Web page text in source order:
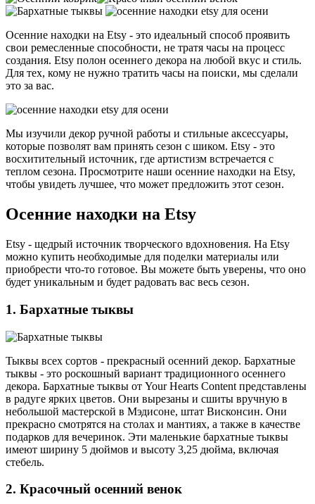
Осенние находки на Etsy - это идеальный способ проявить
свои ремесленные способности, не тратя часы на процесс
создания. Etsy полон осеннего декора на любой вкус и стиль.
Для тех, кому не нужно тратить часы на поиски, мы сделали
это за вас.
Мы изучили декор ручной работы и стильные аксессуары,
которые позволят вам принять сезон с шиком. Etsy - это
восхитительный источник, где артистизм встречается с
теплом сезона. Просмотрите наши осенние находки на Etsy,
чтобы увидеть лучшее, что может предложить этот сезон.
Осенние находки на Etsy
Etsy - щедрый источник творческого вдохновения. На Etsy
можно купить необходимые для поделки материалы или
приобрести что-то готовое. Вы можете быть уверены, что оно
будет уникальным и будет радовать вас весь сезон.
1. Бархатные тыквы
Тыквы всех сортов - прекрасный осенний декор. Бархатные
тыквы - это роскошный вариант традиционного осеннего
декора. Бархатные тыквы от Your Hearts Content представлены
в радуге ярких цветов. Они вырезаны и сшиты вручную в
небольшой мастерской в Мэдисоне, штат Висконсин. Они
прекрасно смотрятся на столах и мантиях, а также в качестве
подарков для вечеринок. Эти маленькие бархатные тыквы
имеют ширину 5 дюймов и высоту 3,25 дюйма, включая
стебель.
2. Красочный осенний венок